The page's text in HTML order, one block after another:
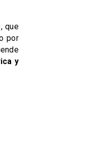
que
por
y